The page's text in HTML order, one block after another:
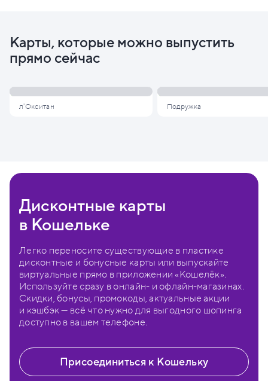
Карты, которые можно выпустить
прямо сейчас
л'Окситан Подружка
Дисконтные карты
в Кошельке
Легко переносите существующие в пластике
дисконтные и бонусные карты или выпускайте
виртуальные прямо в приложении «Кошелёк».
Используйте сразу в онлайн- и офлайн-магазинах.
Скидки, бонусы, промокоды, актуальные акции
и кэшбэк — всё что нужно для выгодного шопинга
доступно в вашем телефоне.
Присоединиться к Кошельку